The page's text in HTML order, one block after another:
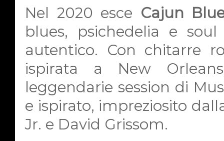
Nel 2020 esce Cajun
blues, psichedelia e
autentico. Con chitarre
ispirata a New
leggendarie session di
e ispirato, impreziosito
Jr. e David Grissom.